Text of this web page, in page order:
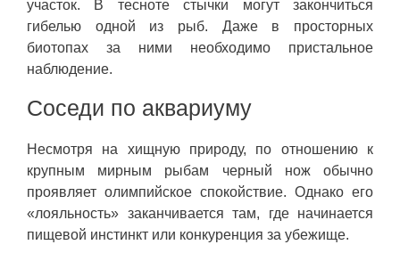
участок. В тесноте стычки могут закончиться
гибелью одной из рыб. Даже в просторных
биотопах за ними необходимо пристальное
наблюдение.
Соседи по аквариуму
Несмотря на хищную природу, по отношению к
крупным мирным рыбам черный нож обычно
проявляет олимпийское спокойствие. Однако его
«лояльность» заканчивается там, где начинается
пищевой инстинкт или конкуренция за убежище.